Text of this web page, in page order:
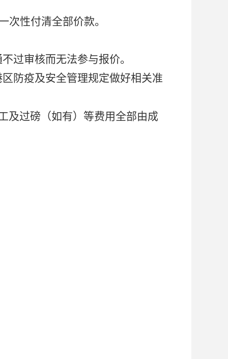
次性付清全部价款。
过审核而无法参与报价。
防疫及安全管理规定做好相关准
及过磅（如有）等费用全部由成